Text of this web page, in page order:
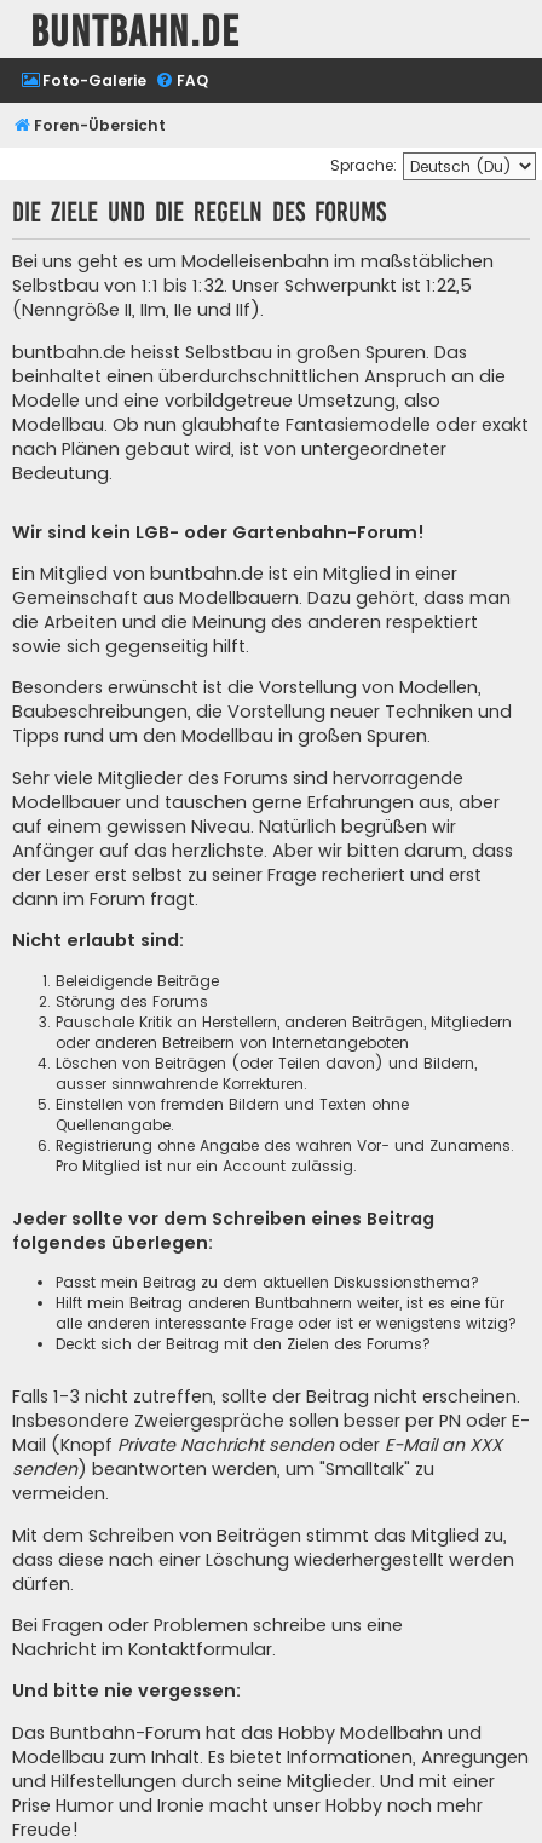
buntbahn.de
Foto-Galerie FAQ
Foren-Übersicht
Sprache:
Die Ziele und die Regeln des Forums
Bei uns geht es um Modelleisenbahn im maßstäblichen
Selbstbau von 1:1 bis 1:32. Unser Schwerpunkt ist 1:22,5
(Nenngröße II, IIm, IIe und IIf).
buntbahn.de heisst Selbstbau in großen Spuren. Das
beinhaltet einen überdurchschnittlichen Anspruch an die
Modelle und eine vorbildgetreue Umsetzung, also
Modellbau. Ob nun glaubhafte Fantasiemodelle oder exakt
nach Plänen gebaut wird, ist von untergeordneter
Bedeutung.
Wir sind kein LGB- oder Gartenbahn-Forum!
Ein Mitglied von buntbahn.de ist ein Mitglied in einer
Gemeinschaft aus Modellbauern. Dazu gehört, dass man
die Arbeiten und die Meinung des anderen respektiert
sowie sich gegenseitig hilft.
Besonders erwünscht ist die Vorstellung von Modellen,
Baubeschreibungen, die Vorstellung neuer Techniken und
Tipps rund um den Modellbau in großen Spuren.
Sehr viele Mitglieder des Forums sind hervorragende
Modellbauer und tauschen gerne Erfahrungen aus, aber
auf einem gewissen Niveau. Natürlich begrüßen wir
Anfänger auf das herzlichste. Aber wir bitten darum, dass
der Leser erst selbst zu seiner Frage recheriert und erst
dann im Forum fragt.
Nicht erlaubt sind:
Beleidigende Beiträge
Störung des Forums
Pauschale Kritik an Herstellern, anderen Beiträgen, Mitgliedern
oder anderen Betreibern von Internetangeboten
Löschen von Beiträgen (oder Teilen davon) und Bildern,
ausser sinnwahrende Korrekturen.
Einstellen von fremden Bildern und Texten ohne
Quellenangabe.
Registrierung ohne Angabe des wahren Vor- und Zunamens.
Pro Mitglied ist nur ein Account zulässig.
Jeder sollte vor dem Schreiben eines Beitrag
folgendes überlegen:
Passt mein Beitrag zu dem aktuellen Diskussionsthema?
Hilft mein Beitrag anderen Buntbahnern weiter, ist es eine für
alle anderen interessante Frage oder ist er wenigstens witzig?
Deckt sich der Beitrag mit den Zielen des Forums?
Falls 1-3 nicht zutreffen, sollte der Beitrag nicht erscheinen.
Insbesondere Zweiergespräche sollen besser per PN oder E-
Mail (Knopf Private Nachricht sendenoder E-Mail an XXX
senden) beantworten werden, um "Smalltalk" zu
vermeiden.
Mit dem Schreiben von Beiträgen stimmt das Mitglied zu,
dass diese nach einer Löschung wiederhergestellt werden
dürfen.
Bei Fragen oder Problemen schreibe uns eine
Nachricht im Kontaktformular.
Und bitte nie vergessen:
Das Buntbahn-Forum hat das Hobby Modellbahn und
Modellbau zum Inhalt. Es bietet Informationen, Anregungen
und Hilfestellungen durch seine Mitglieder. Und mit einer
Prise Humor und Ironie macht unser Hobby noch mehr
Freude!